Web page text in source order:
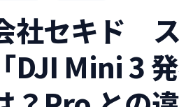
社セキド
DJI Mini 3